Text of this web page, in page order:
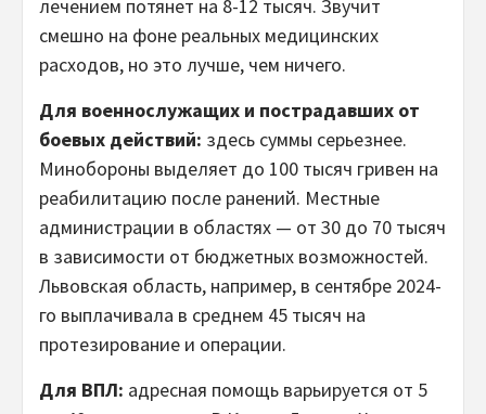
лечением потянет на 8-12 тысяч. Звучит
смешно на фоне реальных медицинских
расходов, но это лучше, чем ничего.
Для военнослужащих и пострадавших от
боевых действий: здесь суммы серьезнее.
Минобороны выделяет до 100 тысяч гривен на
реабилитацию после ранений. Местные
администрации в областях — от 30 до 70 тысяч
в зависимости от бюджетных возможностей.
Львовская область, например, в сентябре 2024-
го выплачивала в среднем 45 тысяч на
протезирование и операции.
Для ВПЛ: адресная помощь варьируется от 5